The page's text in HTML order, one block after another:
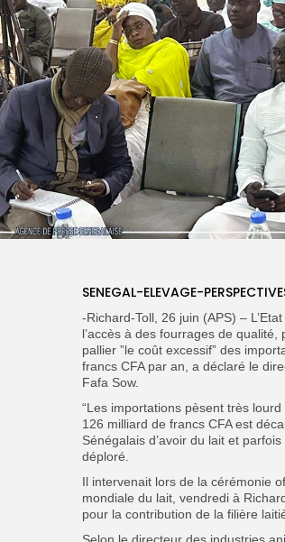
SENEGAL-ELEVAGE-
-Richard-Toll, 26 juin (APS) –
l’accès à des fourrages de
pallier ”le coût excessif” des
francs CFA par an, a déclaré le
Fafa Sow.
“Les importations pèsent très
126 milliard de francs CFA est
Sénégalais d’avoir du lait et
déploré.
Il intervenait lors de la cérémonie
mondiale du lait, vendredi à
pour la contribution de la filière